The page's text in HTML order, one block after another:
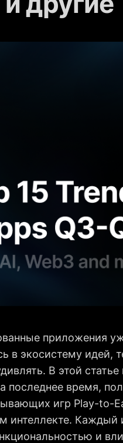
приложения
в экосистему идей,
В этой
последнее время,
игр Play-to-
интеллекте. Каждый
и